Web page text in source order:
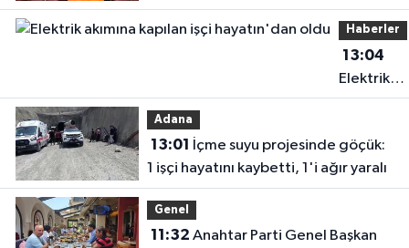
Haberler
13:04
Elektrik
akımına
oldu
Adana
13:01
1 işçi hayatını kaybetti, 1'i ağır yaralı
Genel
11:32